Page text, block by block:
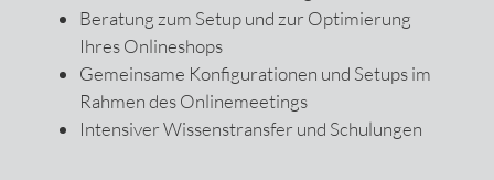
Beratung zum Setup und zur Optimierung
Ihres Onlineshops
Gemeinsame Konfigurationen und Setups im
Rahmen des Onlinemeetings
Intensiver Wissenstransfer und Schulungen